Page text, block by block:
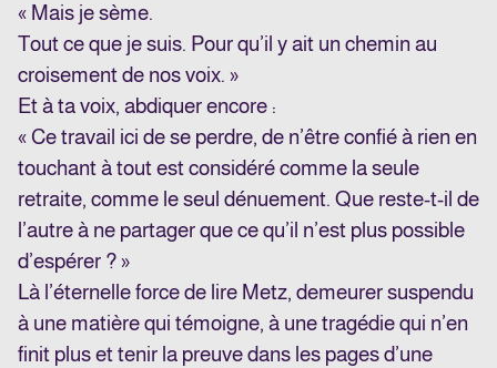
« Mais je sème.
Tout ce que je suis. Pour qu’il y ait un chemin au
croisement de nos voix. »
Et à ta voix, abdiquer encore :
« Ce travail ici de se perdre, de n’être confié à rien en
touchant à tout est considéré comme la seule
retraite, comme le seul dénuement. Que reste-t-il de
l’autre à ne partager que ce qu’il n’est plus possible
d’espérer ? »
Là l’éternelle force de lire Metz, demeurer suspendu
à une matière qui témoigne, à une tragédie qui n’en
finit plus et tenir la preuve dans les pages d’une